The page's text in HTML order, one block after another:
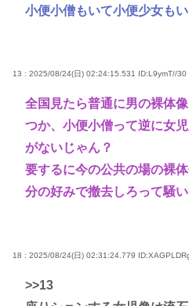
小便小僧もいて小便少女も
13 : 2025/08/24(日) 02:24:15.531 ID:L9ymT//30
全国見たら普通に男の裸体
つか、小便小僧って逆に女
がないじゃん？
要するに今の公共の場の裸
分の好みで撤去しろって騒
18 : 2025/08/24(日) 02:31:24.779
>>13